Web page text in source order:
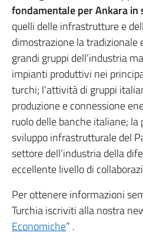
fondamentale per Ankara in
quelli delle infrastrutture e
dimostrazione la tradizionale
grandi gruppi dell’industria
impianti produttivi nei
turchi; l’attività di gruppi
produzione e connessione
ruolo delle banche italiane;
sviluppo infrastrutturale del
settore dell’industria della
eccellente livello di
Per ottenere informazioni
Turchia iscriviti alla nostra
Economiche” .